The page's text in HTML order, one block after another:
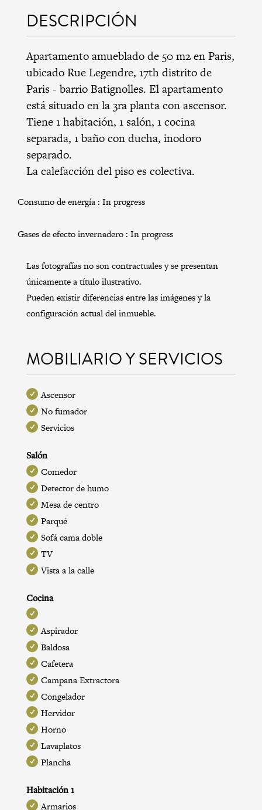
DESCRIPCIÓN
Apartamento amueblado de 50 m2 en Paris,
ubicado Rue Legendre, 17th distrito de
Paris- barrio Batignolles. El apartamento
está situado en la 3ra planta con ascensor.
Tiene 1 habitación, 1 salón, 1 cocina
separada, 1 baño con ducha, inodoro
separado.
La calefacción del piso es colectiva.
Consumo de energía : In progress
Gases de efecto invernadero : In progress
Las fotografías no son contractuales y se presentan
únicamente a título ilustrativo.
Pueden existir diferencias entre las imágenes y la
configuración actual del inmueble.
MOBILIARIO Y SERVICIOS
Ascensor
No fumador
Servicios
Salón
Comedor
Detector de humo
Mesa de centro
Parqué
Sofá cama doble
TV
Vista a la calle
Cocina
Aspirador
Baldosa
Cafetera
Campana Extractora
Congelador
Hervidor
Horno
Lavaplatos
Plancha
Habitación 1
Armarios